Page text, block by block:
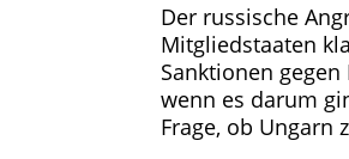
Der russische
Mitgliedstaaten
Sanktionen
wenn es darum
Frage, ob Ungarn